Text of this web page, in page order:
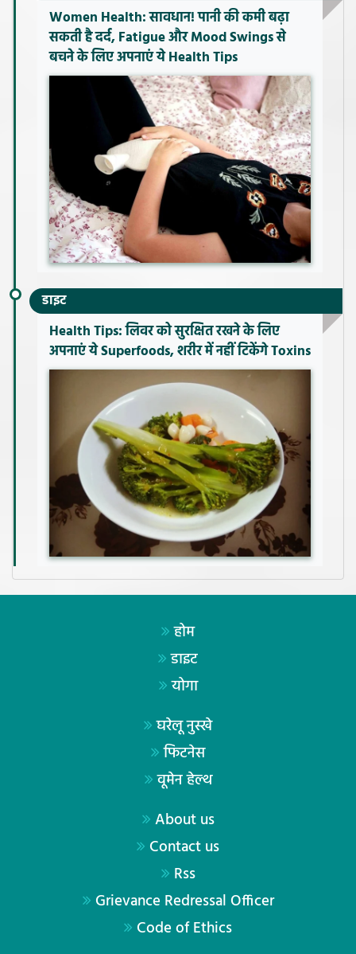
Women Health: सावधान! पानी की कमी बढ़ा
सकती है दर्द, Fatigue और Mood Swings से
बचने के लिए अपनाएं ये Health Tips
डाइट
Health Tips: लिवर को सुरक्षित रखने के लिए
अपनाएं ये Superfoods, शरीर में नहीं टिकेंगे Toxins
होम
डाइट
योगा
घरेलू नुस्खे
फिटनेस
वूमेन हेल्थ
About us
Contact us
Rss
Grievance Redressal Officer
Code of Ethics